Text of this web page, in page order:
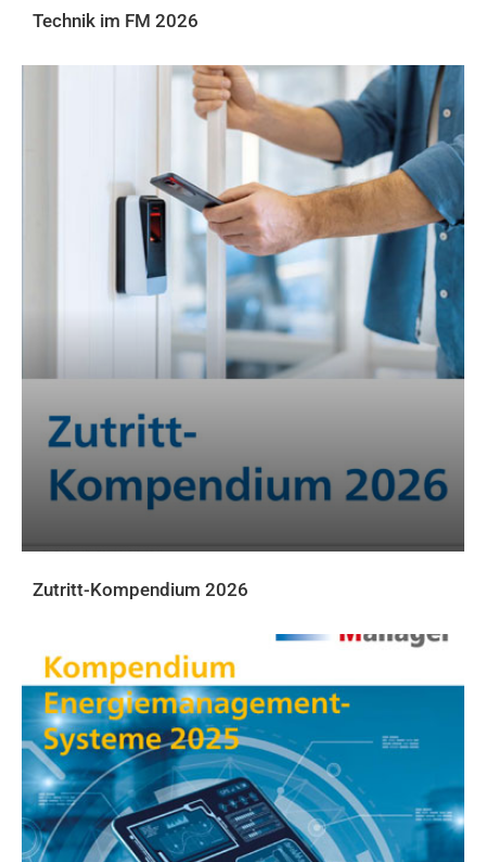
Technik im FM 2026
Zutritt-Kompendium 2026